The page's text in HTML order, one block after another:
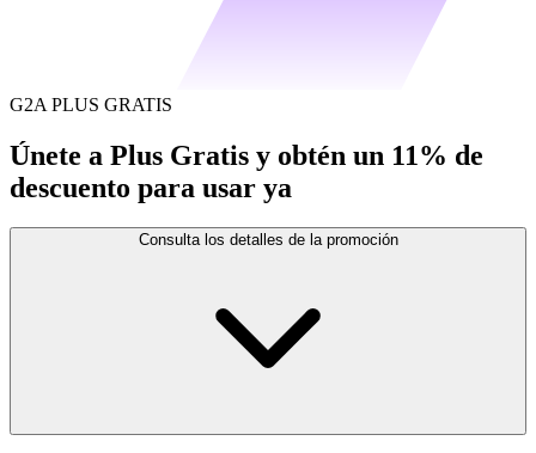
G2A PLUS GRATIS
Únete a Plus Gratis y obtén un 11% de
descuento para usar ya
Consulta los detalles de la promoción